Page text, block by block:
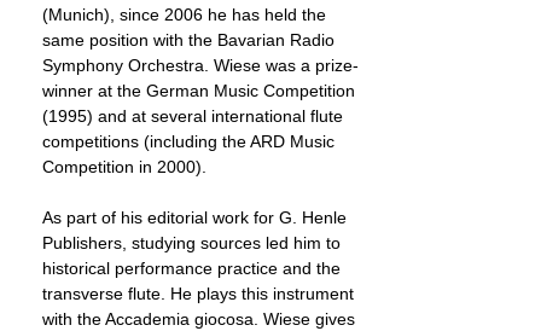
(Munich), since 2006 he has held the
same position with the Bavarian Radio
Symphony Orchestra. Wiese was a prize-
winner at the German Music Competition
(1995) and at several international flute
competitions (including the ARD Music
Competition in 2000).
As part of his editorial work for G. Henle
Publishers, studying sources led him to
historical performance practice and the
transverse flute. He plays this instrument
with the Accademia giocosa. Wiese gives